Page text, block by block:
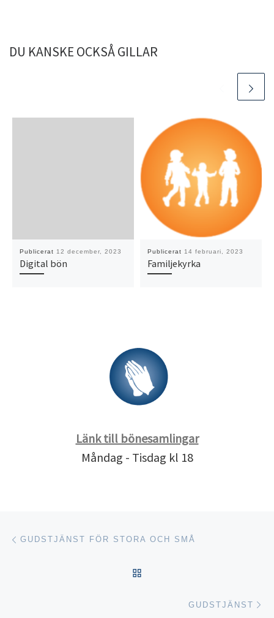
DU KANSKE OCKSÅ GILLAR
Publicerat 12 december, 2023
Digital bön
Publicerat 14 februari, 2023
Familjekyrka
Länk till bönesamlingar
Måndag - Tisdag kl 18
Inläggsnavigering
GUDSTJÄNST FÖR STORA OCH SMÅ
GUDSTJÄNST